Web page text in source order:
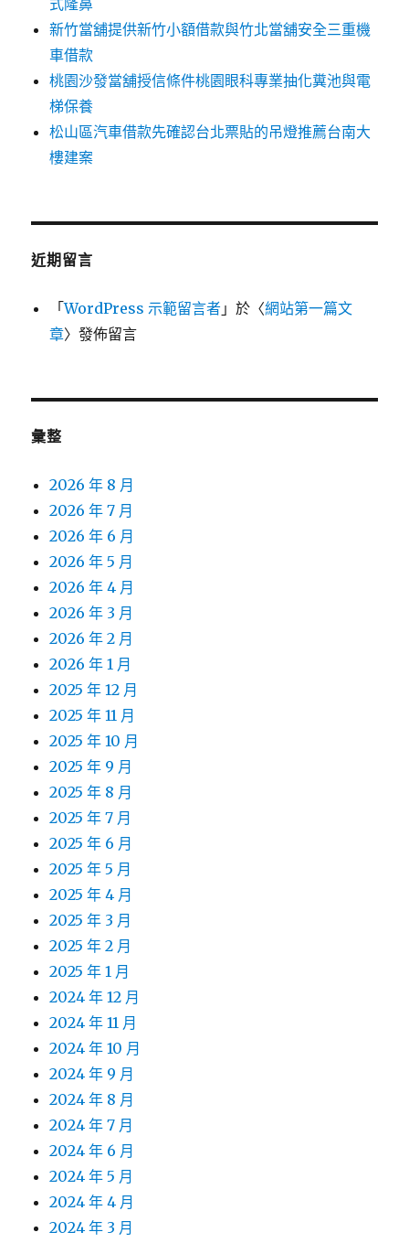
式隆鼻
新竹當舖提供新竹小額借款與竹北當舖安全三重機
車借款
桃園沙發當舖授信條件桃園眼科專業抽化糞池與電
梯保養
松山區汽車借款先確認台北票貼的吊燈推薦台南大
樓建案
近期留言
「WordPress 示範留言者 」於〈網站第一篇文
章〉發佈留言
彙整
2026 年 8 月
2026 年 7 月
2026 年 6 月
2026 年 5 月
2026 年 4 月
2026 年 3 月
2026 年 2 月
2026 年 1 月
2025 年 12 月
2025 年 11 月
2025 年 10 月
2025 年 9 月
2025 年 8 月
2025 年 7 月
2025 年 6 月
2025 年 5 月
2025 年 4 月
2025 年 3 月
2025 年 2 月
2025 年 1 月
2024 年 12 月
2024 年 11 月
2024 年 10 月
2024 年 9 月
2024 年 8 月
2024 年 7 月
2024 年 6 月
2024 年 5 月
2024 年 4 月
2024 年 3 月